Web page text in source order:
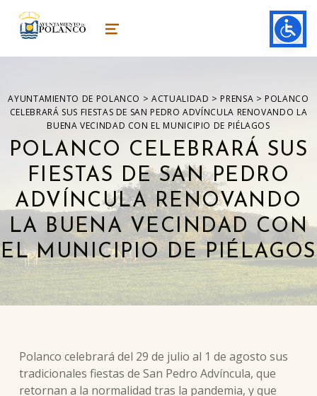
ayuntamiento de polanco
AYUNTAMIENTO DE POLANCO MENU
AYUNTAMIENTO DE POLANCO >ACTUALIDAD > PRENSA > POLANCO
CELEBRARÁ SUS FIESTAS DE SAN PEDRO ADVÍNCULA RENOVANDO LA
BUENA VECINDAD CON EL MUNICIPIO DE PIÉLAGOS
POLANCO CELEBRARÁ SUS
FIESTAS DE SAN PEDRO
ADVÍNCULA RENOVANDO
LA BUENA VECINDAD CON
EL MUNICIPIO DE PIÉLAGOS
Polanco celebrará del 29 de julio al 1 de agosto sus
tradicionales fiestas de San Pedro Advíncula, que
retornan a la normalidad tras la pandemia, y que